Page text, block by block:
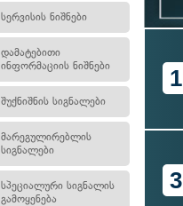
სერვისის ნიშნები
დამატებითი
ინფორმაციის ნიშნები
შუქნიშნის სიგნალები
მარეგულირებლის
სიგნალები
სპეციალური სიგნალის
გამოყენება
1
3